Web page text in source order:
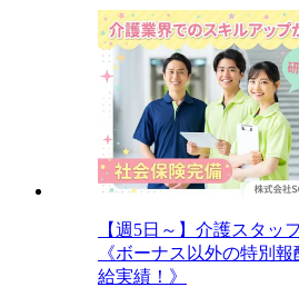
【週5日～】介護スタッ
《ボーナス以外の特別
給実績！》